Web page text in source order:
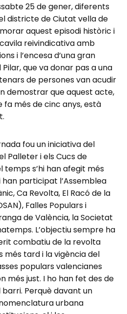
25 de gener, diferents
districte de Ciutat vella de
aquest episodi històric i
reivindicativa amb
i l’encesa d’una gran
que va donar pas a una
de persones van acudir
demostrar que aquest acte,
fa més de cinc anys, està
fou un iniciativa del
Palleter i els Cucs de
s’hi han afegit més
han participat l’Assemblea
Ca Revolta, El Racó de la
Falles Populars i
de València, la Societat
L’objectiu sempre ha
combatiu de la revolta
més tard i la vigència del
populars valencianes
més just. I ho han fet des de
barri. Perquè davant un
urbana